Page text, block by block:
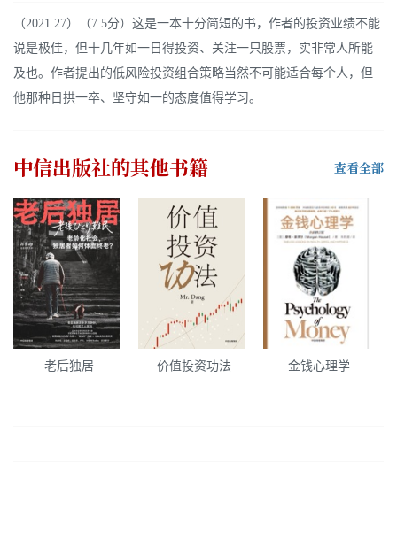
（2021.27）（7.5分）这是一本十分简短的书，作者的投资业绩不能
说是极佳，但十几年如一日得投资、关注一只股票，实非常人所能
及也。作者提出的低风险投资组合策略当然不可能适合每个人，但
他那种日拱一卒、坚守如一的态度值得学习。
中信出版社的其他书籍 查看全部
老后独居 价值投资功法 金钱心理学